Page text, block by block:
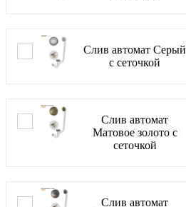
Слив автомат Серый
с сеточкой
Слив автомат
Матовое золото с
сеточкой
Слив автомат